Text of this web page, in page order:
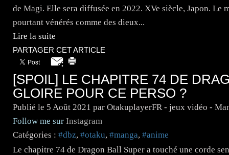
de Magi. Elle sera diffusée en 2022. XVe siècle, Japon. Le
pourtant vénérés comme des dieux...
Lire la suite
PARTAGER CET ARTICLE
[SPOIL] LE CHAPITRE 74 DE
GLOIRE POUR CE PERSO ?
Publié le 5 Août 2021 par OtakuplayerFR - jeux vidéo -
Follow me sur Instagram
Catégories : #dbz, #otaku, #manga, #anime
Le chapitre 74 de Dragon Ball Super a touché une corde